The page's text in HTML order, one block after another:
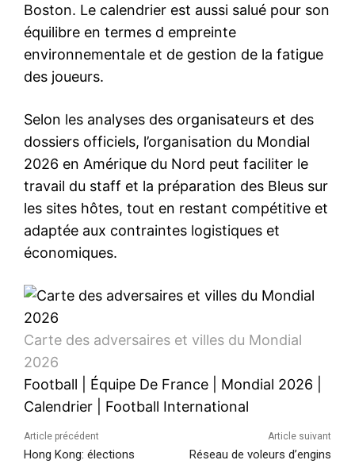
Boston. Le calendrier est aussi salué pour son
équilibre en termes d empreinte
environnementale et de gestion de la fatigue
des joueurs.
Selon les analyses des organisateurs et des
dossiers officiels, l’organisation du Mondial
2026 en Amérique du Nord peut faciliter le
travail du staff et la préparation des Bleus sur
les sites hôtes, tout en restant compétitive et
adaptée aux contraintes logistiques et
économiques.
Carte des adversaires et villes du Mondial
2026
Football
Équipe De France Mondial 2026
Calendrier
Football International
Article précédent
Hong Kong: élections
Article suivant
Réseau de voleurs d’engins